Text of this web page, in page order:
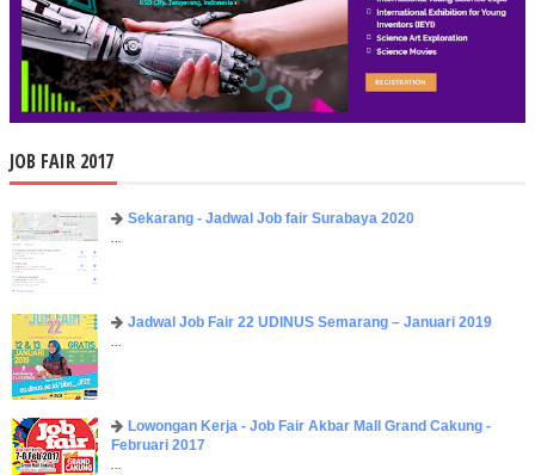
JOB FAIR 2017
Sekarang - Jadwal Job fair Surabaya 2020
...
Jadwal Job Fair 22 UDINUS Semarang – Januari 2019
...
Lowongan Kerja - Job Fair ​Akbar ​Mall Grand Cakung -
Februari 2017
...